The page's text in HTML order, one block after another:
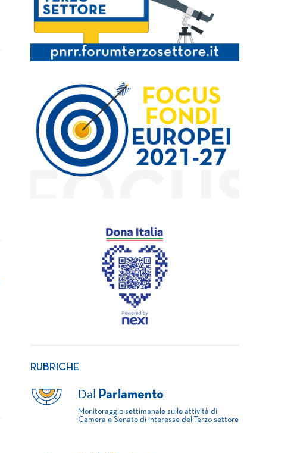
RUBRICHE
Dal Parlamento
Monitoraggio settimanale sulle attività di
Camera e Senato di interesse del Terzo settore